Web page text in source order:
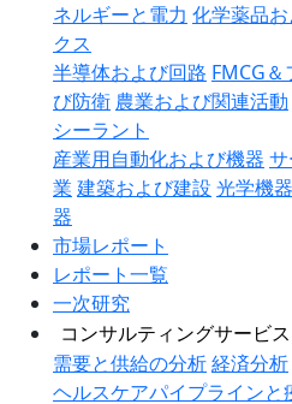
ネルギーと電力 化学薬品
クス
半導体および回路 FMCG＆
び防衛 農業および関連活動
シーラント
産業用自動化および機器
業 建築および建設 光学機
器
市場レポート
レポート一覧
一次研究
コンサルティングサービス
需要と供給の分析経済分析
ヘルスケアパイプラインと